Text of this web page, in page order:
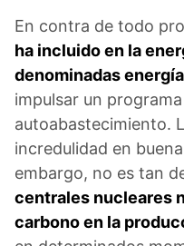
En contra de todo
ha incluido en la
denominadas
impulsar un
autoabastecimiento.
incredulidad en
embargo, no es tan
centrales nucleares
carbono en la